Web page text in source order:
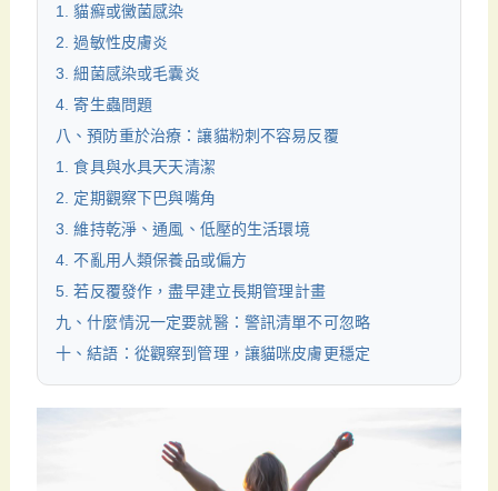
1. 貓癬或黴菌感染
2. 過敏性皮膚炎
3. 細菌感染或毛囊炎
4. 寄生蟲問題
八、預防重於治療：讓貓粉刺不容易反覆
1. 食具與水具天天清潔
2. 定期觀察下巴與嘴角
3. 維持乾淨、通風、低壓的生活環境
4. 不亂用人類保養品或偏方
5. 若反覆發作，盡早建立長期管理計畫
九、什麼情況一定要就醫：警訊清單不可忽略
十、結語：從觀察到管理，讓貓咪皮膚更穩定